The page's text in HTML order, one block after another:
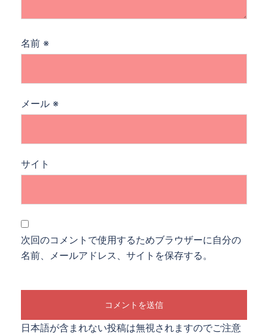
名前 ※
メール ※
サイト
次回のコメントで使用するためブラウザーに自分の
名前、メールアドレス、サイトを保存する。
日本語が含まれない投稿は無視されますのでご注意